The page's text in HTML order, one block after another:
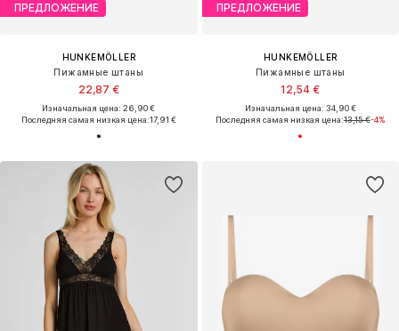
ПРЕДЛОЖЕНИЕ
HUNKEMÖLLER
Пижамные штаны
22,87 €
Изначальная цена: 26,90 €
Последняя самая низкая цена:17,91 €
ПРЕДЛОЖЕНИЕ
HUNKEMÖLLER
Пижамные штаны
12,54 €
Изначальная цена: 34,90 €
Последняя самая низкая цена:13,15 €-4%